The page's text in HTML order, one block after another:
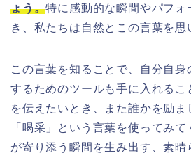
ょう。特に感動的な瞬間やパフォ
き、私たちは自然とこの言葉を思
この言葉を知ることで、自分自
するためのツールも手に入れるこ
を伝えたいとき、また誰かを励ま
「喝采」という言葉を使ってみ
が寄り添う瞬間を生み出す、素晴